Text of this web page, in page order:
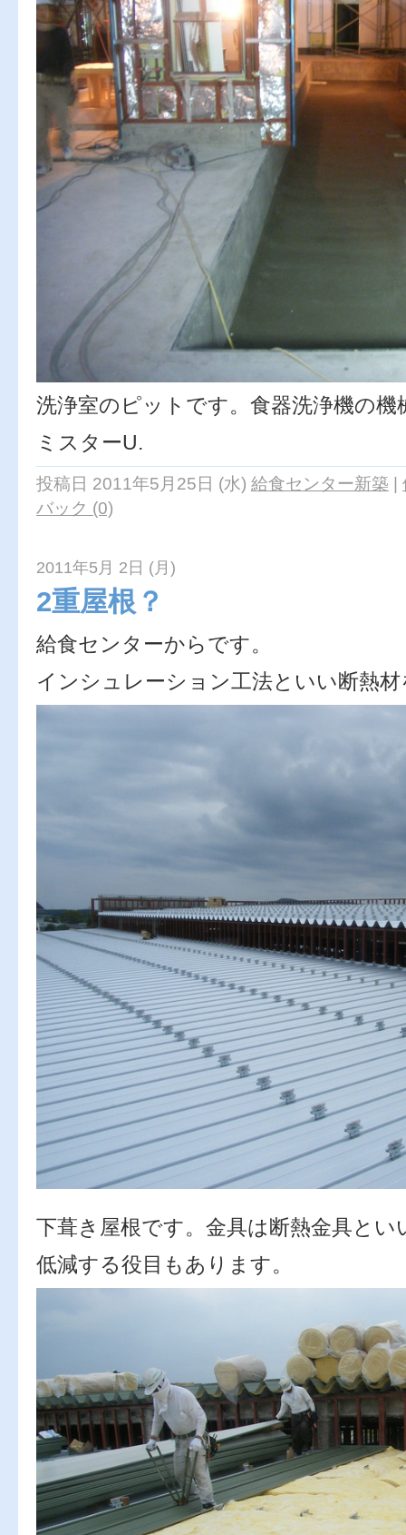
洗浄室のピットです。食器洗浄機の機
ミスターU.
投稿日 2011年5月25日 (水) 給食センター新築 |
バック (0)
2011年5月 2日 (月)
2重屋根？
給食センターからです。
インシュレーション工法といい断熱
下葺き屋根です。金具は断熱金具とい
低減する役目もあります。